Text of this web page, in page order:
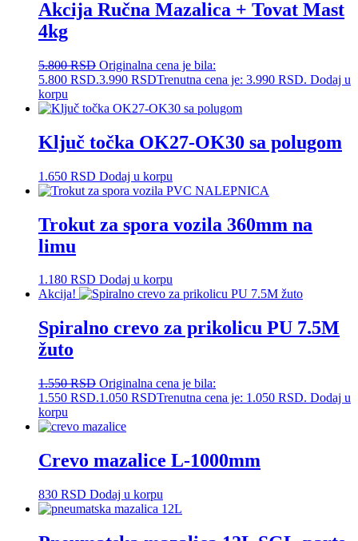
Akcija Ručna Mazalica + Tovat Mast
4kg
5.800RSD Originalna cena je bila:
5.800 RSD.3.990 RSDTrenutna cena je: 3.990 RSD. Dodaj u
korpu
Ključ točka OK27-OK30 sa polugom
1.650 RSD Dodaj u korpu
Trokut za spora vozila 360mm na
limu
1.180 RSD Dodaj u korpu
Akcija!
Spiralno crevo za prikolicu PU 7.5M
žuto
1.550RSD Originalna cena je bila:
1.550 RSD.1.050 RSDTrenutna cena je: 1.050 RSD. Dodaj u
korpu
Crevo mazalice L-1000mm
830 RSD Dodaj u korpu